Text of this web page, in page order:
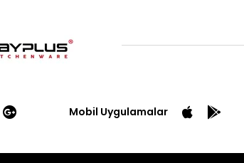
Mobil Uygulamalar